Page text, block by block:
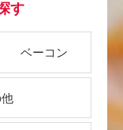
す
ベーコン